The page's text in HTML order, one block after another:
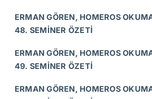
ERMAN GÖREN, HOMEROS
48. SEMİNER ÖZETİ
ERMAN GÖREN, HOMEROS
49. SEMİNER ÖZETİ
ERMAN GÖREN, HOMEROS